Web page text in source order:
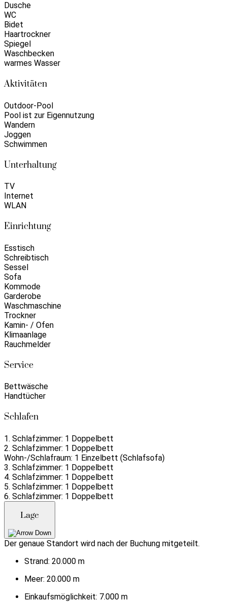
Dusche
WC
Bidet
Haartrockner
Spiegel
Waschbecken
warmes Wasser
Aktivitäten
Outdoor-Pool
Pool ist zur Eigennutzung
Wandern
Joggen
Schwimmen
Unterhaltung
TV
Internet
WLAN
Einrichtung
Esstisch
Schreibtisch
Sessel
Sofa
Kommode
Garderobe
Waschmaschine
Trockner
Kamin- / Ofen
Klimaanlage
Rauchmelder
Service
Bettwäsche
Handtücher
Schlafen
1. Schlafzimmer: 1 Doppelbett
2. Schlafzimmer: 1 Doppelbett
Wohn-/Schlafraum: 1 Einzelbett (Schlafsofa)
3. Schlafzimmer: 1 Doppelbett
4. Schlafzimmer: 1 Doppelbett
5. Schlafzimmer: 1 Doppelbett
6. Schlafzimmer: 1 Doppelbett
Lage
Der genaue Standort wird nach der Buchung mitgeteilt.
Strand: 20.000 m
Meer: 20.000 m
Einkaufsmöglichkeit: 7.000 m